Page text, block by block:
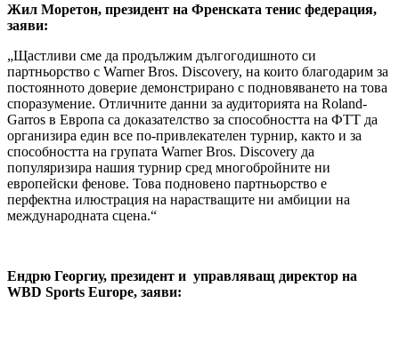
Жил Моретон, президент на Френската тенис федерация,
заяви:
„Щастливи сме да продължим дългогодишното си
партньорство с Warner Bros. Discovery, на които благодарим за
постоянното доверие демонстрирано с подновяването на това
споразумение. Отличните данни за аудиторията на Roland-
Garros в Европа са доказателство за способността на ФТТ да
организира един все по-привлекателен турнир, както и за
способността на групата Warner Bros. Discovery да
популяризира нашия турнир сред многобройните ни
европейски фенове. Това подновено партньорство е
перфектна илюстрация на нарастващите ни амбиции на
международната сцена.“
Ендрю Георгиу, президент и управляващ директор на
WBD Sports Europe, заяви: